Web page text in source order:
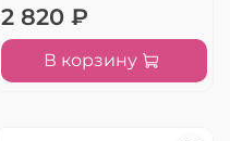
2 820 ₽
В корзину